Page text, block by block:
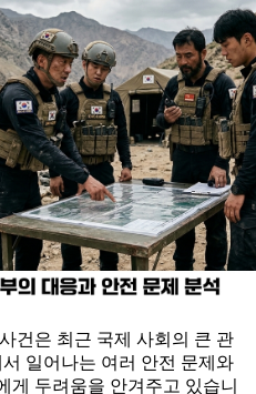
건은 최근 국제 사회의 큰 관
일어나는 여러 안전 문제와
게 두려움을 안겨주고 있습니